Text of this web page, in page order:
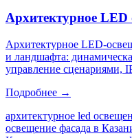
Архитектурное LED
Архитектурное LED-
и ландшафта:
управление сценариями,
Подробнее →
архитектурное led
освещение фасада в